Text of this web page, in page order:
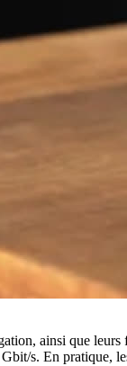
ainsi que
s. En pratique,